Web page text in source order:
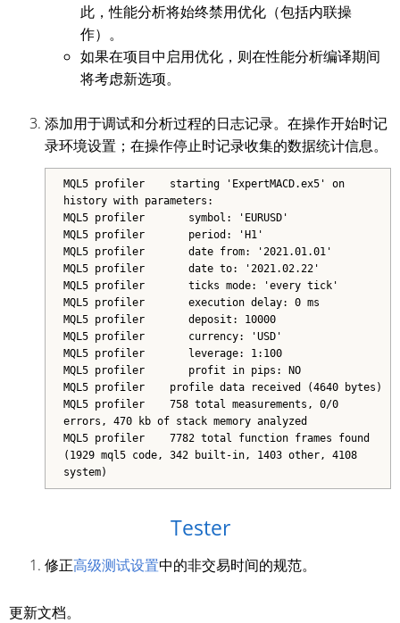
此，性能分析将始终禁用优化（包括内联操
作）。
如果在项目中启用优化，则在性能分析编译期间
将考虑新选项。
添加用于调试和分析过程的日志记录。在操作开始时记
录环境设置；在操作停止时记录收集的数据统计信息。
MQL5 profiler starting 'ExpertMACD.ex5' on
history with parameters:
MQL5 profiler symbol: 'EURUSD'
MQL5 profiler period: 'H1'
MQL5 profiler date from: '2021.01.01'
MQL5 profiler date to: '2021.02.22'
MQL5 profiler ticks mode: 'every tick'
MQL5 profiler execution delay: 0 ms
MQL5 profiler deposit: 10000
MQL5 profiler currency: 'USD'
MQL5 profiler leverage: 1:100
MQL5 profiler profit in pips: NO
MQL5 profiler profile data received (4640 bytes)
MQL5 profiler 758 total measurements, 0/0
errors, 470 kb of stack memory analyzed
MQL5 profiler 7782 total function frames found
(1929 mql5 code, 342 built-in, 1403 other, 4108
system)
Tester
修正高级测试设置中的非交易时间的规范。
更新文档。